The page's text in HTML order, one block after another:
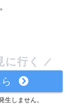
行く
生しません。